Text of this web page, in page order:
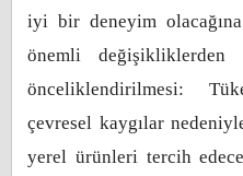
iyi bir deneyim
önemli
önceliklendirilmesi:
çevresel kaygılar
yerel ürünleri tercih